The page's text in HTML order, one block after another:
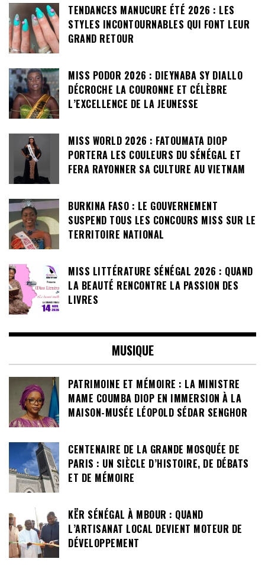
TENDANCES MANUCURE ÉTÉ 2026 : LES
STYLES INCONTOURNABLES QUI FONT LEUR
GRAND RETOUR
MISS PODOR 2026 : DIEYNABA SY DIALLO
DÉCROCHE LA COURONNE ET CÉLÈBRE
L’EXCELLENCE DE LA JEUNESSE
MISS WORLD 2026 : FATOUMATA DIOP
PORTERA LES COULEURS DU SÉNÉGAL ET
FERA RAYONNER SA CULTURE AU VIETNAM
BURKINA FASO : LE GOUVERNEMENT
SUSPEND TOUS LES CONCOURS MISS SUR LE
TERRITOIRE NATIONAL
MISS LITTÉRATURE SÉNÉGAL 2026 : QUAND
LA BEAUTÉ RENCONTRE LA PASSION DES
LIVRES
MUSIQUE
PATRIMOINE ET MÉMOIRE : LA MINISTRE
MAME COUMBA DIOP EN IMMERSION À LA
MAISON-MUSÉE LÉOPOLD SÉDAR SENGHOR
CENTENAIRE DE LA GRANDE MOSQUÉE DE
PARIS : UN SIÈCLE D’HISTOIRE, DE DÉBATS
ET DE MÉMOIRE
KËR SÉNÉGAL À MBOUR : QUAND
L’ARTISANAT LOCAL DEVIENT MOTEUR DE
DÉVELOPPEMENT